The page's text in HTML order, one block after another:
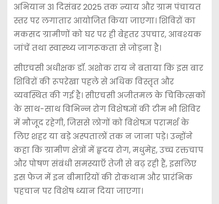
अभियान 31 दिसंबर 2025 तक न्याय और ग्राम पंचायत
स्तर पर लगातार आयोजित किया जाएगा। शिविरों का
मकसद ग्रामीणों को घर पर ही बेहतर उपचार, आवश्यक
जांचें तथा स्वास्थ्य जागरूकता से जोड़ना है।
सीएचसी अधीक्षक डॉ. अशोक राय ने बताया कि इस बार
शिविरों की रूपरेखा पहले से अधिक विस्तृत और
व्यवस्थित की गई है। सीएचसी अजीतमल के चिकित्सकों
के साथ-साथ विभिन्न रोग विशेषज्ञों की टीम भी शिविर
में मौजूद रहेगी, जिससे लोगों को विशेषज्ञ परामर्श के
लिए शहर या बड़े अस्पतालों तक न जाना पड़े। उन्होंने
कहा कि ग्रामीण क्षेत्रों में हृदय रोग, मधुमेह, उच्च रक्तचाप
और पोषण संबंधी समस्याएँ तेजी से बढ़ रही हैं, इसलिए
इस फेज में इन बीमारियों की रोकथाम और प्रारंभिक
पहचान पर विशेष ध्यान दिया जाएगा।